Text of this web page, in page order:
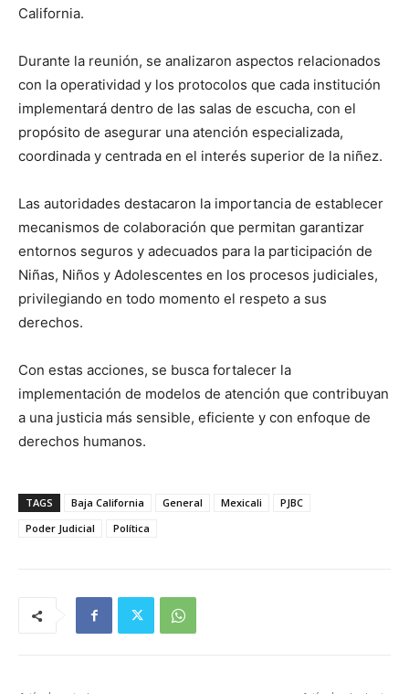
California.
Durante la reunión, se analizaron aspectos relacionados
con la operatividad y los protocolos que cada institución
implementará dentro de las salas de escucha, con el
propósito de asegurar una atención especializada,
coordinada y centrada en el interés superior de la niñez.
Las autoridades destacaron la importancia de establecer
mecanismos de colaboración que permitan garantizar
entornos seguros y adecuados para la participación de
Niñas, Niños y Adolescentes en los procesos judiciales,
privilegiando en todo momento el respeto a sus
derechos.
Con estas acciones, se busca fortalecer la
implementación de modelos de atención que contribuyan
a una justicia más sensible, eficiente y con enfoque de
derechos humanos.
TAGS Baja California General Mexicali
PJBC
Poder Judicial
Política